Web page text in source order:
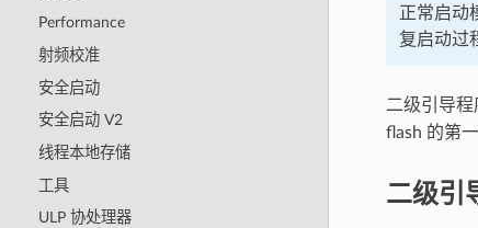
Performance
射频校准
安全启动
安全启动 V2
线程本地存储
工具
ULP 协处理器
正常启动
复启动过
二级引导
flash 的第
二级引